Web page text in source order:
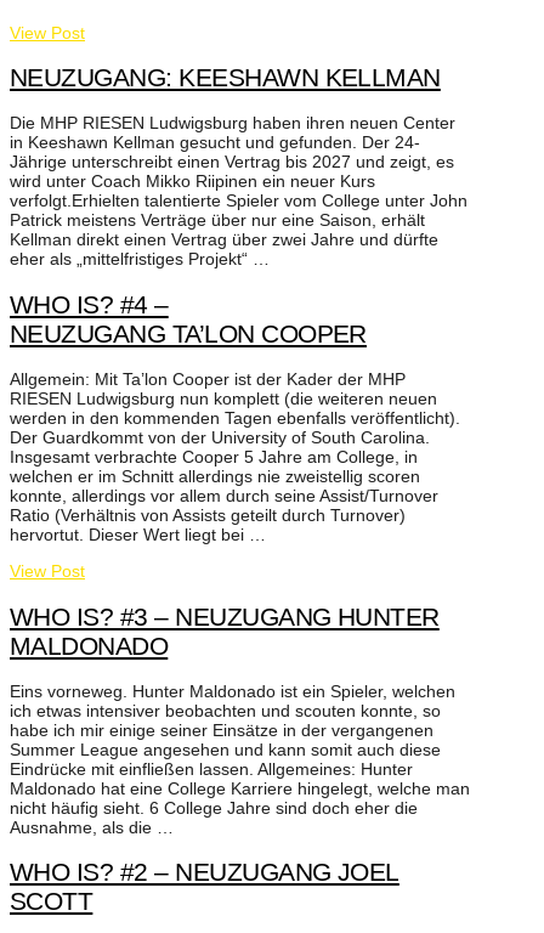
View Post
NEUZUGANG: KEESHAWN KELLMAN
Die MHP RIESEN Ludwigsburg haben ihren neuen Center
in Keeshawn Kellman gesucht und gefunden. Der 24-
Jährige unterschreibt einen Vertrag bis 2027 und zeigt, es
wird unter Coach Mikko Riipinen ein neuer Kurs
verfolgt.Erhielten talentierte Spieler vom College unter John
Patrick meistens Verträge über nur eine Saison, erhält
Kellman direkt einen Vertrag über zwei Jahre und dürfte
eher als „mittelfristiges Projekt“ …
WHO IS? #4 –
NEUZUGANG TA’LON COOPER
Allgemein: Mit Ta’lon Cooper ist der Kader der MHP
RIESEN Ludwigsburg nun komplett (die weiteren neuen
werden in den kommenden Tagen ebenfalls veröffentlicht).
Der Guardkommt von der University of South Carolina.
Insgesamt verbrachte Cooper 5 Jahre am College, in
welchen er im Schnitt allerdings nie zweistellig scoren
konnte, allerdings vor allem durch seine Assist/Turnover
Ratio (Verhältnis von Assists geteilt durch Turnover)
hervortut. Dieser Wert liegt bei …
View Post
WHO IS? #3 – NEUZUGANG HUNTER
MALDONADO
Eins vorneweg. Hunter Maldonado ist ein Spieler, welchen
ich etwas intensiver beobachten und scouten konnte, so
habe ich mir einige seiner Einsätze in der vergangenen
Summer League angesehen und kann somit auch diese
Eindrücke mit einfließen lassen. Allgemeines: Hunter
Maldonado hat eine College Karriere hingelegt, welche man
nicht häufig sieht. 6 College Jahre sind doch eher die
Ausnahme, als die …
WHO IS? #2 – NEUZUGANG JOEL
SCOTT